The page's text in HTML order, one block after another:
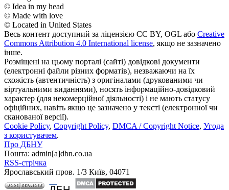
© Idea in my head
© Made with love
© Located in United States
Весь контент доступний за ліцензією CC BY, OGL або Creative
Commons Attribution 4.0 International license, якщо не зазначено
інше.
Розміщені на цьому порталі (сайті) довідкові документи
(електронні файли різних форматів), незважаючи на їх
схожість (автентичність) з оригіналами (друкованими чи
віртуальними виданнями), носять інформаційно-довідковий
характер (для некомерційної діяльності) і не мають статусу
офіційних, навіть якщо це зазначено у тексті (електронної чи
сканованої версії).
Cookie Policy, Copyright Policy, DMCA / Copyright Notice, Угода
з користувачем.
Про ДБНУ
Пошта: admin[а]dbn.co.ua
RSS-стрічка
Ярославський пров. 1/3 Київ, 04071